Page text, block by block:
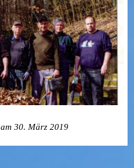
30. März 2019